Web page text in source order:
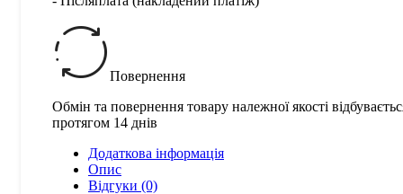
Повернення
Обмін та повернення товару належної якості
протягом 14 днів
Додаткова інформація
Опис
Відгуки (0)